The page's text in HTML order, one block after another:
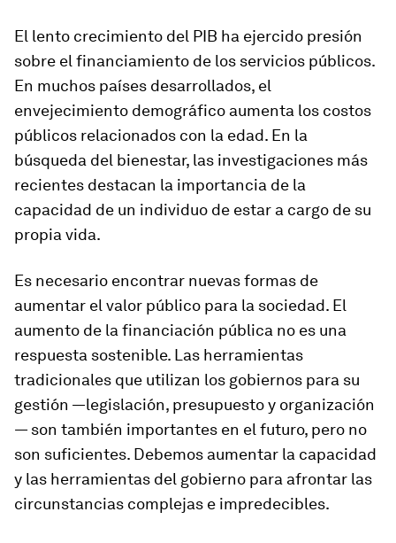
El lento crecimiento del PIB ha ejercido presión
sobre el financiamiento de los servicios públicos.
En muchos países desarrollados, el
envejecimiento demográfico aumenta los costos
públicos relacionados con la edad. En la
búsqueda del bienestar, las investigaciones más
recientes destacan la importancia de la
capacidad de un individuo de estar a cargo de su
propia vida.
Es necesario encontrar nuevas formas de
aumentar el valor público para la sociedad. El
aumento de la financiación pública no es una
respuesta sostenible. Las herramientas
tradicionales que utilizan los gobiernos para su
gestión —legislación, presupuesto y organización
— son también importantes en el futuro, pero no
son suficientes. Debemos aumentar la capacidad
y las herramientas del gobierno para afrontar las
circunstancias complejas e impredecibles.